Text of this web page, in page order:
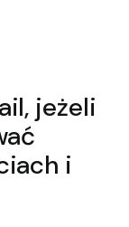
jeżeli
i